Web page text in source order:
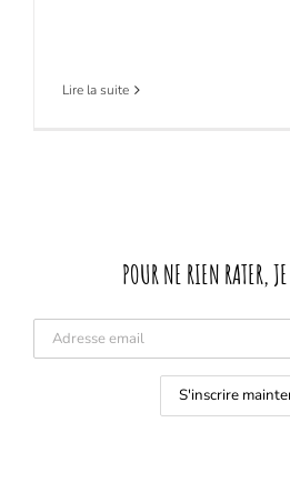
Lire la suite
POUR NE RIEN RATER,